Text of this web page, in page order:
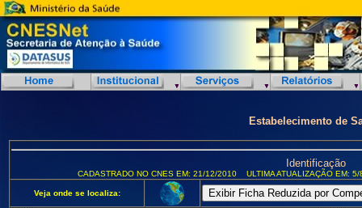
Estabelecimento de
Identificação
CADASTRADO NO CNES EM: 21/12/2010 ULTIMA ATUALIZAÇÃO EM:
Veja onde se localiza: